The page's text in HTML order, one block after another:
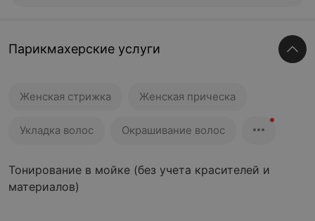
Парикмахерские услуги
Женская стрижка Женская прическа
Укладка волос Окрашивание волос
Тонирование в мойке (без учета красителей и
материалов)